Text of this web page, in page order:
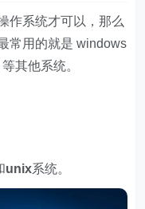
作系统才可以，那么
常用的就是 windows
其他系统。
unix系统。